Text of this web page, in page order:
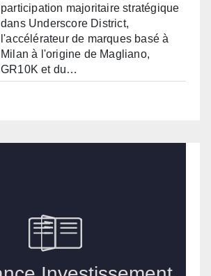
participation majoritaire stratégique
dans Underscore District,
l'accélérateur de marques basé à
Milan à l'origine de Magliano,
GR10K et du…